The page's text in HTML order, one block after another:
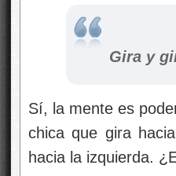
Gira y
Sí, la mente es
chica que gira
hacia la izquierda.